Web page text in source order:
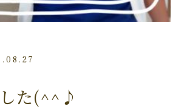
た(^^♪